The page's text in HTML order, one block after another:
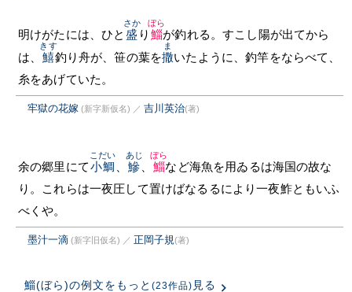
明けがたには、ひと 盛
さか
り 鯔
ぼら
が釣れる。すこし陽が出てから
は、 鱚
きす
釣り舟が、笹の葉を撒
ま
いたように、釣竿をならべて、
糸をあげていた。
牢獄の花嫁 (新字新仮名) ／ 吉川英治(著)
余の郷里にて小鯛
こだい
鰺
あじ
鯔
ぼら
など海魚を用ゐるは海国の故な
り。これらは一夜圧して置けばなるるにより一夜鮓ともいふ
べくや。
墨汁一滴 (新字旧仮名) ／ 正岡子規(著)
鯔(ぼら)の例文をもっと (23作品) 見る